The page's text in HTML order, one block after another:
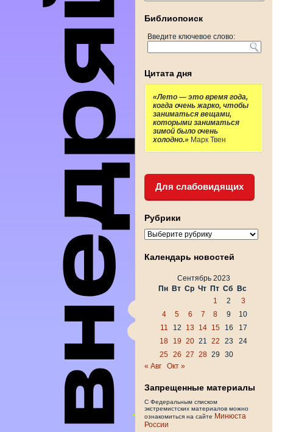
Библиопоиск
Введите ключевое слово:
Цитата дня
«Лето — это время года,
когда очень жарко, чтобы
заниматься вещами,
которыми заниматься
зимой было очень
холодно.» Марк Твен
Для слабовидящих
Рубрики
Рубрики
Календарь новостей
Сентябрь 2023
Пн Вт Ср Чт Пт Сб
Вс
1
2
3
4
5 6 7 8 9
10
11
12 13 14 15 16
17
18
19 20 21 22 23
24
25
26 27 28 29
30
« Авг
Окт »
Запрещенные материалы
С Федеральным списком
экстремистских материалов можно
ознакомиться на сайте Минюста
России